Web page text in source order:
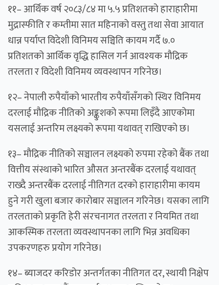
११– आर्थिक वर्ष २०८३/८४ मा ५.५ प्रतिशतको हाराहारीमा
मुद्रास्फीति र कम्तीमा सात महिनाको वस्तु तथा सेवा आयात
धान्न पर्याप्त विदेशी विनिमय सञ्चिति कायम गर्दै ७.०
प्रतिशतको आर्थिक वृद्धि हासिल गर्न आवश्यक मौद्रिक
तरलता र विदेशी विनिमय व्यवस्थापन गरिनेछ।
१२– नेपाली रुपैयाँको भारतीय रुपैयाँसँगको स्थिर विनिमय
दरलाई मौद्रिक नीतिको अङ्कुशको रूपमा लिइँदै आएकोमा
यसलाई अन्तरिम लक्ष्यको रूपमा यथावत् राखिएको छ।
१३– मौद्रिक नीतिको सञ्चालन लक्ष्यको रुपमा रहेको बैंक तथा
वित्तीय संस्थाको भारित औसत अन्तरबैंक दरलाई यथावत्
राख्दै अन्तरबैंक दरलाई नीतिगत दरको हाराहारीमा कायम
हुने गरी खुला बजार कारोबार सञ्चालन गरिनेछ। यसका लागि
तरलताको प्रकृति हेरी संरचनागत तरलता र नियमित तथा
आकस्मिक तरलता व्यवस्थापनका लागि भिन्न अवधिका
उपकरणहरु प्रयोग गरिनेछ।
१४– ब्याजदर करिडोर अन्तर्गतका नीतिगत दर, स्थायी निक्षेप